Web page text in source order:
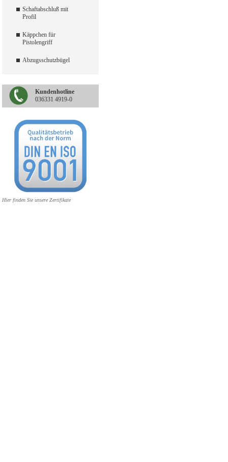
Schaftabschluß mit
Profil
Käppchen für
Pistolengriff
Abzugsschutzbügel
Kundenhotline
036331 4919-0
Hier finden Sie unsere Zertifikate